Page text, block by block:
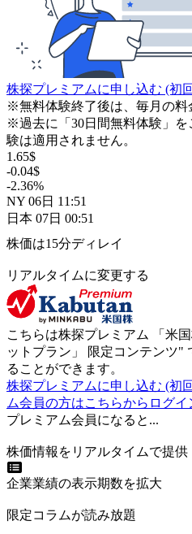
株探プレミアムに申し込む (初
※無料体験終了後は、毎月の料
※過去に「30日間無料体験」
験は適用されません。
1.65$
-0.04$
-2.36%
NY 06日 11:51
日本 07日 00:51
株価は15分ディレイ
リアルタイムに変更する
こちらは株探プレミアム 「 米
ットプラン 」 限定コンテンツ"
ることができます。
株探プレミアムに申し込む (初
ム会員の方はこちらからログイ
プレミアム会員になると...
株価情報をリアルタイムで提供
企業業績の表示期数を拡大
限定コラムが読み放題